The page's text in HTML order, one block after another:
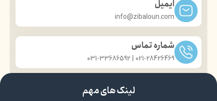
ایمیل
info@zibaloun.com
شماره تماس
021-28426469 | 031-33686592
لینک های مهم